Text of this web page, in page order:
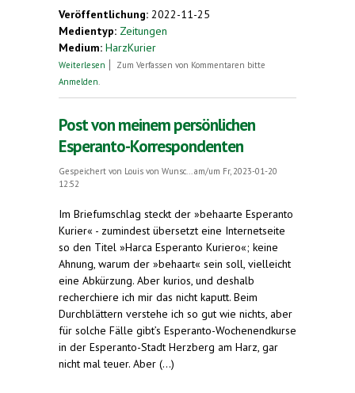
Veröffentlichung: 2022-11-25
Medientyp: Zeitungen
Medium: HarzKurier
Weiterlesen über Treffen des Verbandsrates des Deutschen
Zum Verfassen von Kommentaren bitte
Anmelden
Post von meinem persönlichen
Esperanto-Korrespondenten
Gespeichert von Louis von Wunsc...
am/um Fr, 2023-01-20
12:52
Im Briefumschlag steckt der »behaarte Esperanto
Kurier« - zumindest übersetzt eine Internetseite
so den Titel »Harca Esperanto Kuriero«; keine
Ahnung, warum der »behaart« sein soll, vielleicht
eine Abkürzung. Aber kurios, und deshalb
recherchiere ich mir das nicht kaputt. Beim
Durchblättern verstehe ich so gut wie nichts, aber
für solche Fälle gibt’s Esperanto-Wochenendkurse
in der Esperanto-Stadt Herzberg am Harz, gar
nicht mal teuer. Aber (...)